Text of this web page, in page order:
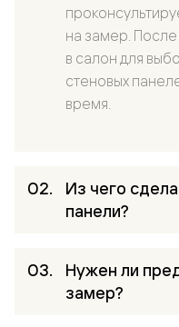
на замер. После
в салон для
стеновых
время.
Из чего
панели?
Нужен ли
замер?